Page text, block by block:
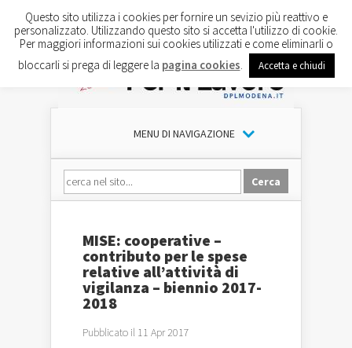
MENU DI NAVIGAZIONE
MISE: cooperative –
contributo per le spese
relative all’attività di
vigilanza – biennio 2017-
2018
Pubblicato il 11 Apr 2017
Questo sito utilizza i cookies per fornire un sevizio più reattivo e
personalizzato. Utilizzando questo sito si accetta l'utilizzo di cookie.
Per maggiori informazioni sui cookies utilizzati e come eliminarli o
bloccarli si prega di leggere la pagina cookies Accetta e chiudi